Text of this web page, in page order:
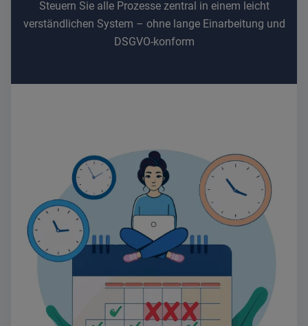
Steuern Sie alle Prozesse zentral in einem leicht
verständlichen System – ohne lange Einarbeitung und
DSGVO-konform